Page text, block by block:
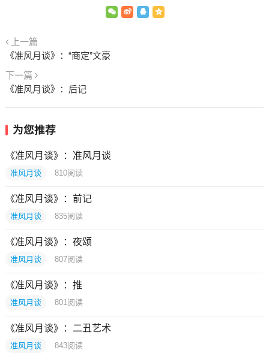
上一篇
《准风月谈》：“商定”文豪
下一篇
《准风月谈》：后记
为您推荐
《准风月谈》：准风月谈
准风月谈 810阅读
《准风月谈》：前记
准风月谈 835阅读
《准风月谈》：夜颂
准风月谈 807阅读
《准风月谈》：推
准风月谈 801 阅读
《准风月谈》：二丑艺术
准风月谈 843阅读